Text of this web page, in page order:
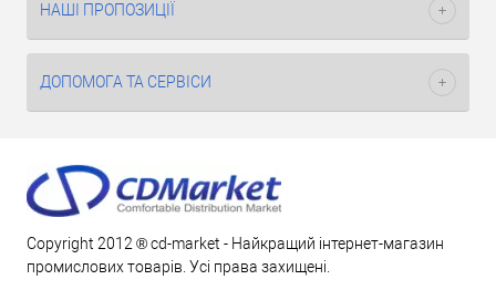
НАШІ ПРОПОЗИЦІЇ
ДОПОМОГА ТА СЕРВІСИ
Copyright 2012 ® cd-market - Найкращий інтернет-магазин
промислових товарів. Усі права захищені.